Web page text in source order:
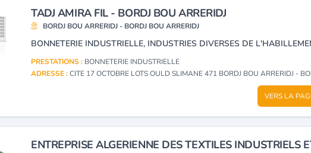
TADJ AMIRA FIL - BORDJ BOU ARRERIDJ
BORDJ BOU ARRERIDJ - BORDJ BOU ARRERIDJ
BONNETERIE INDUSTRIELLE, INDUSTRIES DIVERSES DE
PRESTATIONS : BONNETERIE INDUSTRIELLE
ADRESSE :CITE 17 OCTOBRE LOTS OULD SLIMANE 471 BORDJ BOU ARRERIDJ - BORDJ BOU
VERS LA
ENTREPRISE ALGERIENNE DES TEXTILES INDUSTRIELS